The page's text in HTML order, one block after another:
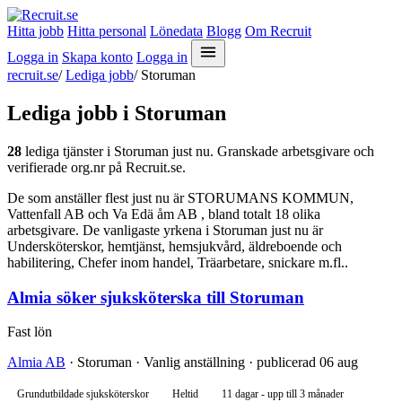
Hitta jobb Hitta personal Lönedata Blogg Om Recruit
Logga in Skapa konto Logga in
recruit.se/ Lediga jobb/ Storuman
Lediga jobb i Storuman
28 lediga tjänster i Storuman just nu. Granskade arbetsgivare och
verifierade org.nr på Recruit.se.
De som anställer flest just nu är STORUMANS KOMMUN,
Vattenfall AB och Va Edä åm AB , bland totalt 18 olika
arbetsgivare. De vanligaste yrkena i Storuman just nu är
Undersköterskor, hemtjänst, hemsjukvård, äldreboende och
habilitering, Chefer inom handel, Träarbetare, snickare m.fl..
Almia söker sjuksköterska till Storuman
Fast lön
Almia AB · Storuman · Vanlig anställning · publicerad 06 aug
Grundutbildade sjuksköterskor Heltid 11 dagar - upp till 3 månader